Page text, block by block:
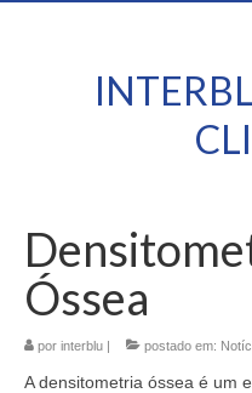
Óssea
por interblu | postado em:
A densitometria óssea é um